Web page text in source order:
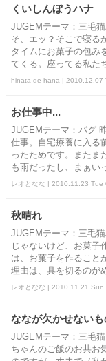
くいしんぼうハナ
JUGEMテーマ：三毛
そ、エッ？そこで寝る
タイムにお菓子の包み
てくる。座ってる私た
hinata de hana | 2010.12.07
お仕事中...
JUGEMテーマ：パグ
仕事。自宅療養に入る
ったためです。またま
も雨だったし、まぁい
レオとなな | 2010.11.23 Tue
秋晴れ
JUGEMテーマ：三毛
じゃないけど、お菓子
は、お菓子を作ること
理由は、具を切るのが
レオとなな | 2010.11.21 Sun
ななが欠かせないも
JUGEMテーマ：三毛
ちゃんのご飯のお共お